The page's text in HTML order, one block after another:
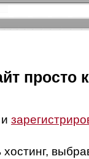
просто
хостинг,